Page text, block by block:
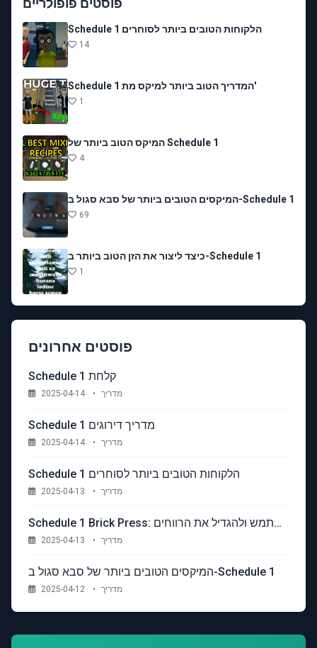
פוסטים פופולריים
Schedule 1 הלקוחות הטובים ביותר לסוחרים
14
Schedule 1 המדריך הטוב ביותר למיקס מת'
1
המיקס הטוב ביותר של Schedule 1
4
המיקסים הטובים ביותר של סבא סגול ב-Schedule 1
69
כיצד ליצור את הזן הטוב ביותר ב-Schedule 1
1
פוסטים אחרונים
Schedule 1 קלחת
2025-04-14 • מדריך
Schedule 1 מדריך דירוגים
2025-04-14 • מדריך
Schedule 1 הלקוחות הטובים ביותר לסוחרים
2025-04-13 • מדריך
Schedule 1 Brick Press: כיצד לפתוח, להשתמש ולהגדיל את הרווחים
2025-04-13 • מדריך
המיקסים הטובים ביותר של סבא סגול ב-Schedule 1
2025-04-12 • מדריך